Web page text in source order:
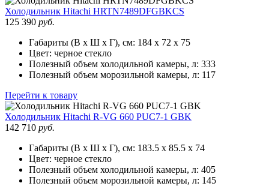
Холодильник Hitachi HRTN7489DFGBKCS
125 390 руб.
Габариты (В х Ш х Г), см: 184 х 72 х 75
Цвет: черное стекло
Полезный объем холодильной камеры, л: 333
Полезный объем морозильной камеры, л: 117
Перейти к товару
Холодильник Hitachi R-VG 660 PUC7-1 GBK
142 710 руб.
Габариты (В х Ш х Г), см: 183.5 х 85.5 х 74
Цвет: черное стекло
Полезный объем холодильной камеры, л: 405
Полезный объем морозильной камеры, л: 145